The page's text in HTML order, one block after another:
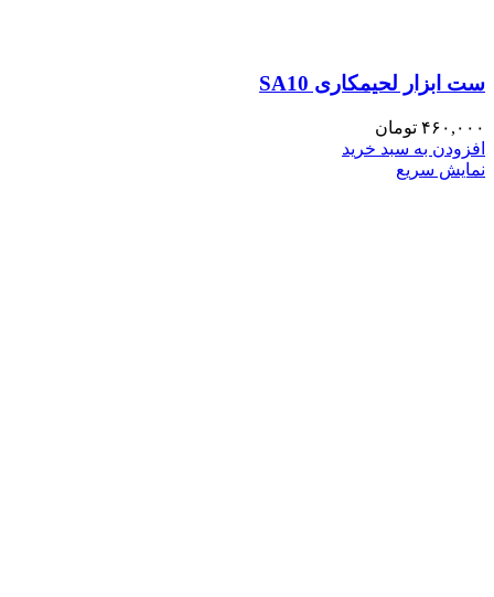
ست ابزار لحیمکاری SA10
۴۶۰,۰۰۰ تومان
افزودن به سبد خرید
نمایش سریع